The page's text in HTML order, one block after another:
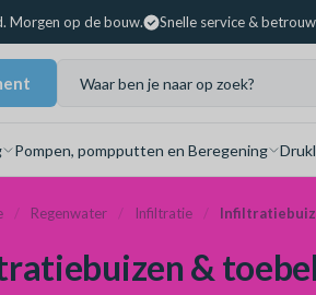
Morgen op de bouw. Snelle service &
Pompen, pompputten en Beregening
Regenwater Infiltratie
&